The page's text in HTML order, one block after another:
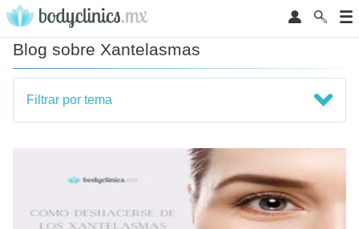
Blog sobre Xantelasmas
Filtrar por tema